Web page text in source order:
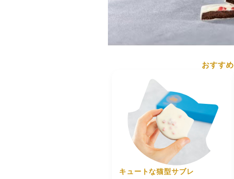
存
方
直射日光、高温多湿を避け
シャトロワ株式会社 +FCH
おすす
キュートな猫型サブレ